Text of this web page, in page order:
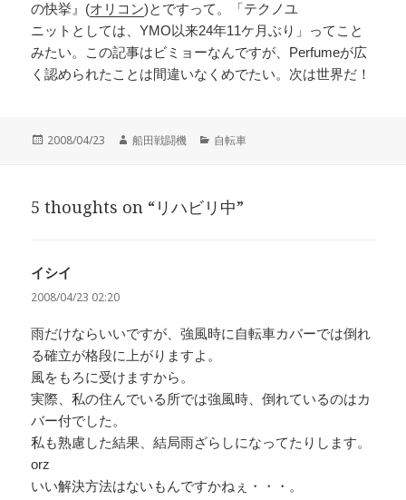
の快挙』(オリコン)とですって。「テクノユ
ニットとしては、YMO以来24年11ケ月ぶり」ってこと
みたい。この記事はビミョーなんですが、Perfumeが広
く認められたことは間違いなくめでたい。次は世界だ！
投
2008/04/23
作
船田戦闘機
カ
ー
自転車
5 thoughts on “リハビリ中”
イシイ
り:
2008/04/23 02:20
雨だけならいいですが、強風時に自転車カバーでは倒れ
る確立が格段に上がりますよ。
風をもろに受けますから。
実際、私の住んでいる所では強風時、倒れているのはカ
バー付でした。
私も熟慮した結果、結局雨ざらしになってたりします。
orz
いい解決方法はないもんですかねぇ・・・。